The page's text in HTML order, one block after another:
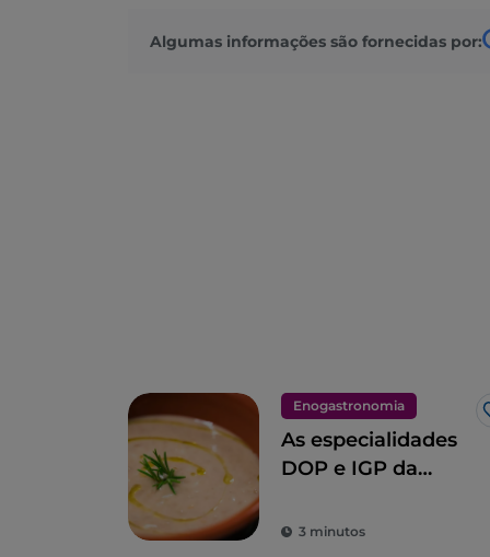
Algumas informações são fornecidas por:
Enogastronomia
As especialidades
DOP e IGP da
3 minutos